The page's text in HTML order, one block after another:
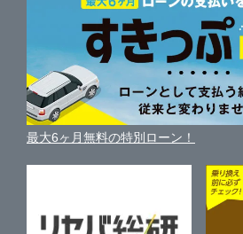
ガリバー車検 枚方店
ガリバー枚方バイパス店
泉佐野市
河内長野市
和泉市
自動車ローンを調べる
ガリバーの自動車ローン
車買い替えの基礎知識
近くのお店で車を探す
便利な査定サービス
中古車買取相場（毎月更新）
車の個人売買ガイド
新車・中古車カタログ
車の燃費を調べる
車種別クチコミ
車比較サイト
サイトマップ
サイトの使用条件
利用規約
保険代理店業務に関する基本方針
最大6ヶ月無料の特別ローン！